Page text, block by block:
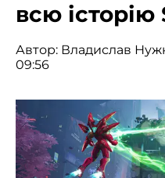
всю історію
Автор: Владислав
09:56